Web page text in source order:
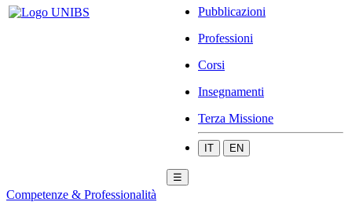
Pubblicazioni
Professioni
Corsi
Insegnamenti
Terza Missione
IT EN
☰
Competenze & Professionalità